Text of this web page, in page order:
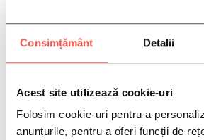
Consimțământ Detalii
Acest site utilizează cookie-uri
Folosim cookie-uri pentru a
anunțurile, pentru a oferi funcții de
Ce este DOC?
De ce să participați la
DOC?